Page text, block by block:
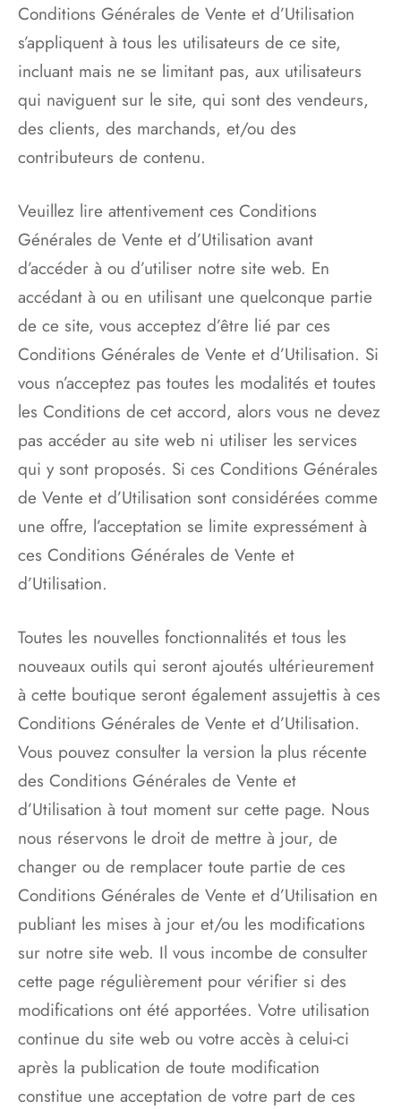
Conditions Générales de Vente et d’Utilisation
s’appliquent à tous les utilisateurs de ce site,
incluant mais ne se limitant pas, aux utilisateurs
qui naviguent sur le site, qui sont des vendeurs,
des clients, des marchands, et/ou des
contributeurs de contenu.
Veuillez lire attentivement ces Conditions
Générales de Vente et d’Utilisation avant
d’accéder à ou d’utiliser notre site web. En
accédant à ou en utilisant une quelconque partie
de ce site, vous acceptez d’être lié par ces
Conditions Générales de Vente et d’Utilisation. Si
vous n’acceptez pas toutes les modalités et toutes
les Conditions de cet accord, alors vous ne devez
pas accéder au site web ni utiliser les services
qui y sont proposés. Si ces Conditions Générales
de Vente et d’Utilisation sont considérées comme
une offre, l’acceptation se limite expressément à
ces Conditions Générales de Vente et
d’Utilisation.
Toutes les nouvelles fonctionnalités et tous les
nouveaux outils qui seront ajoutés ultérieurement
à cette boutique seront également assujettis à ces
Conditions Générales de Vente et d’Utilisation.
Vous pouvez consulter la version la plus récente
des Conditions Générales de Vente et
d’Utilisation à tout moment sur cette page. Nous
nous réservons le droit de mettre à jour, de
changer ou de remplacer toute partie de ces
Conditions Générales de Vente et d’Utilisation en
publiant les mises à jour et/ou les modifications
sur notre site web. Il vous incombe de consulter
cette page régulièrement pour vérifier si des
modifications ont été apportées. Votre utilisation
continue du site web ou votre accès à celui-ci
après la publication de toute modification
constitue une acceptation de votre part de ces